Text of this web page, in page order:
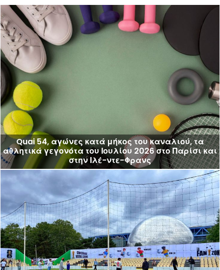
Quai 54, αγώνες κατά μήκος του καναλιού, τα
αθλητικά γεγονότα του Ιουλίου 2026 στο Παρίσι και
στην Ιλέ-ντε-Φρανς